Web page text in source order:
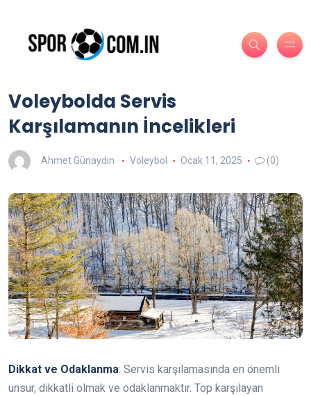
Voleybolda Servis
Karşılamanın İncelikleri
Ahmet Günaydın Voleybol Ocak 11, 2025 (0)
Dikkat ve Odaklanma: Servis karşılamasında en önemli
unsur, dikkatli olmak ve odaklanmaktır. Top karşılayan